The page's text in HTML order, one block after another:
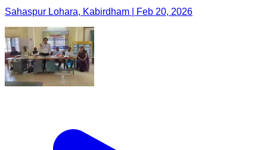
Sahaspur Lohara, Kabirdham | Feb 20, 2026